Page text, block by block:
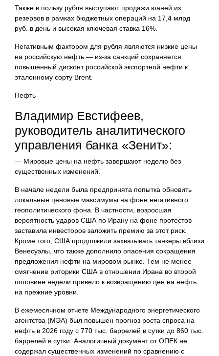
Также в пользу рубля выступают продажи юаней из
резервов в рамках бюджетных операций на 17,4 млрд
руб. в день и высокая ключевая ставка 16%.
Негативным фактором для рубля являются низкие цены
на российскую нефть — из-за санкций сохраняется
повышенный дисконт российской экспортной нефти к
эталонному сорту Brent.
Нефть
Владимир Евстифеев,
руководитель аналитического
управления банка «Зенит»:
— Мировые цены на нефть завершают неделю без
существенных изменений.
В начале недели была предпринята попытка обновить
локальные ценовые максимумы на фоне негативного
геополитического фона. В частности, возросшая
вероятность ударов США по Ирану на фоне протестов
заставила инвесторов заложить премию за этот риск.
Кроме того, США продолжили захватывать танкеры вблизи
Венесуэлы, что также дополнило опасения сокращения
предложения нефти на мировом рынке. Тем не менее
смягчение риторики США в отношении Ирана во второй
половине недели привело к возвращению цен на нефть
на прежние уровни.
В ежемесячном отчете Международного энергетического
агентства (МЭА) был повышен прогноз роста спроса на
нефть в 2026 году с 770 тыс. баррелей в сутки до 860 тыс.
баррелей в сутки. Аналогичный документ от ОПЕК не
содержал существенных изменений по сравнению с